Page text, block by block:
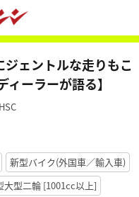
ェントルな走りもこ
ーラーが語る】
新型バイク(外国車／輸入車)
大型二輪 [1001cc以上]